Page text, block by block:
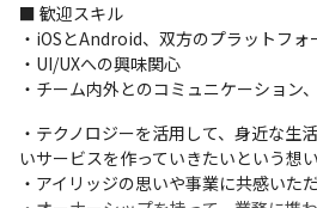
■ 歓迎スキル
・iOSとAndroid、双方のプラットフ
・UI/UXへの興味関心
・チーム内外とのコミュニケーション
・テクノロジーを活用して、身近な生
いサービスを作っていきたいという想
・アイリッジの思いや事業に共感いた